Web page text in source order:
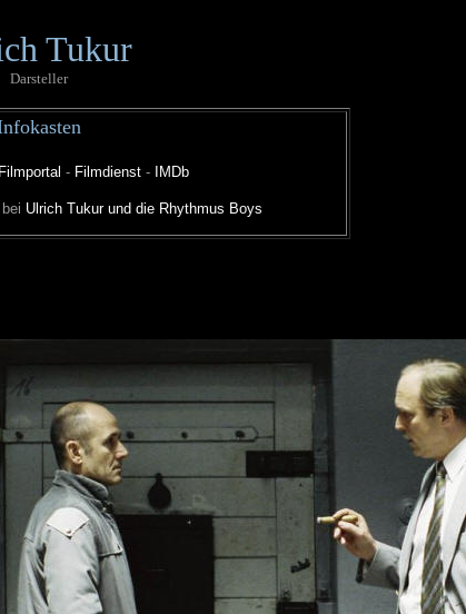
Tukur
Darsteller
Filmportal - Filmdienst- IMDb
Ulrich Tukur und die Rhythmus Boys